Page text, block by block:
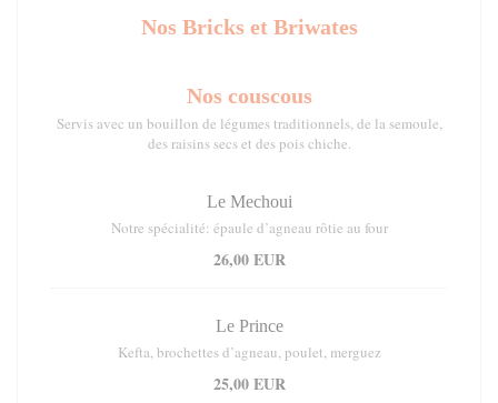
Nos Bricks et Briwates
Nos couscous
Servis avec un bouillon de légumes traditionnels, de la semoule,
des raisins secs et des pois chiche.
Le Mechoui
Notre spécialité: épaule d’agneau rôtie au four
26,00 EUR
Le Prince
Kefta, brochettes d’agneau, poulet, merguez
25,00 EUR